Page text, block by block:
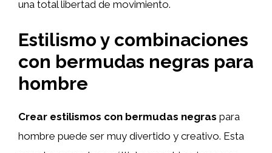
una total libertad de movimiento.
Estilismo y combinaciones
con bermudas negras para
hombre
Crear estilismos con bermudas negras para
hombre puede ser muy divertido y creativo. Esta